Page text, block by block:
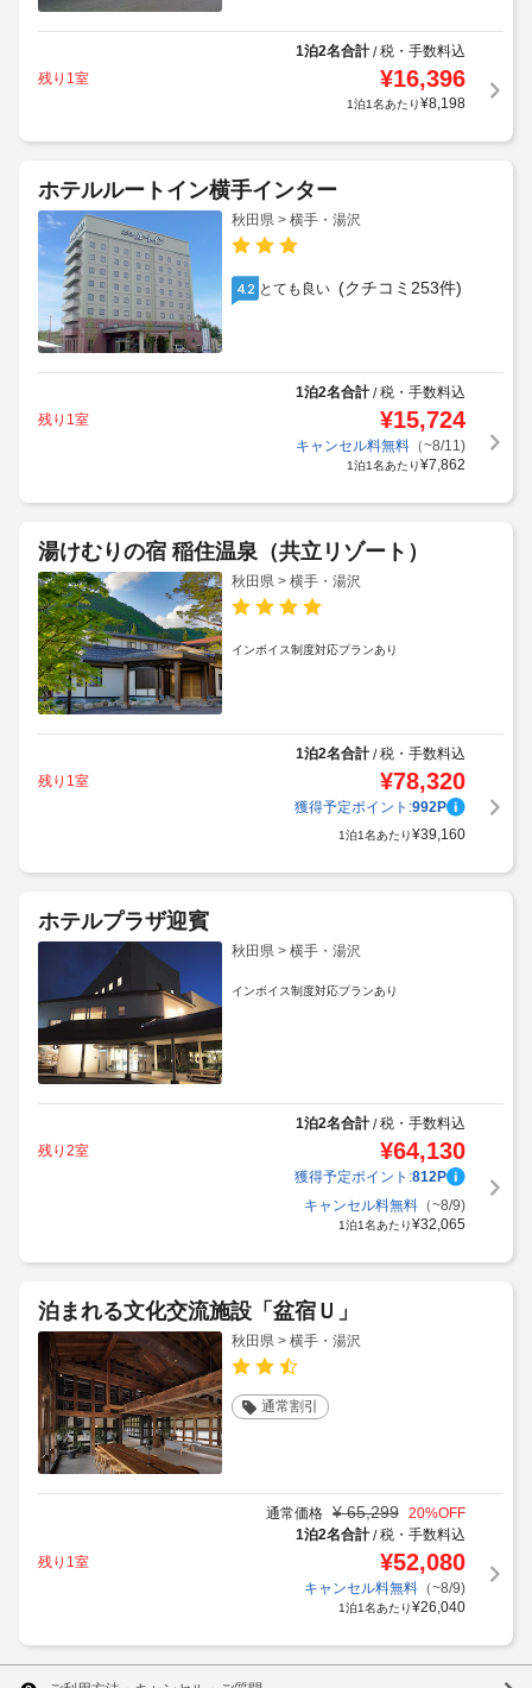
1泊2名合計/税・手数料込
残り1室
¥16,396
1泊1名あたり¥8,198
ホテルルートイン横手インター
秋田県 > 横手・湯沢
4.2 とても良い (クチコミ253件)
1泊2名合計/税・手数料込
残り1室
¥15,724
キャンセル料無料（~8/11)
1泊1名あたり¥7,862
湯けむりの宿 稲住温泉（共立リゾート）
秋田県 > 横手・湯沢
インボイス制度対応プランあり
1泊2名合計/税・手数料込
残り1室
¥78,320
獲得予定ポイント:992P
1泊1名あたり¥39,160
ホテルプラザ迎賓
秋田県 > 横手・湯沢
インボイス制度対応プランあり
1泊2名合計/税・手数料込
残り2室
¥64,130
獲得予定ポイント:812P
キャンセル料無料（~8/9)
1泊1名あたり¥32,065
泊まれる文化交流施設「盆宿Ｕ」
秋田県 > 横手・湯沢
通常割引
通常価格 ¥ 65,299 20%OFF
1泊2名合計/税・手数料込
残り1室
¥52,080
キャンセル料無料（~8/9)
1泊1名あたり¥26,040